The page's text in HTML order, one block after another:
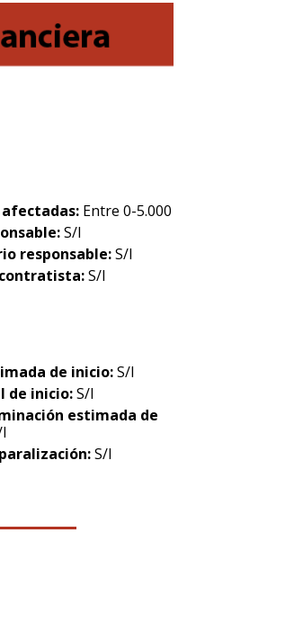
afectadas: Entre 0-5.000
S/I
responsable:S/I
S/I
de inicio:S/I
de inicio:S/I
estimada de
S/I